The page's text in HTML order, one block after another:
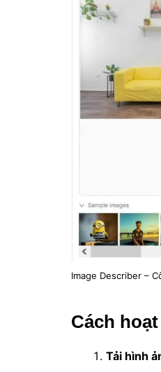
Image Describer –
Cách
Tải hình